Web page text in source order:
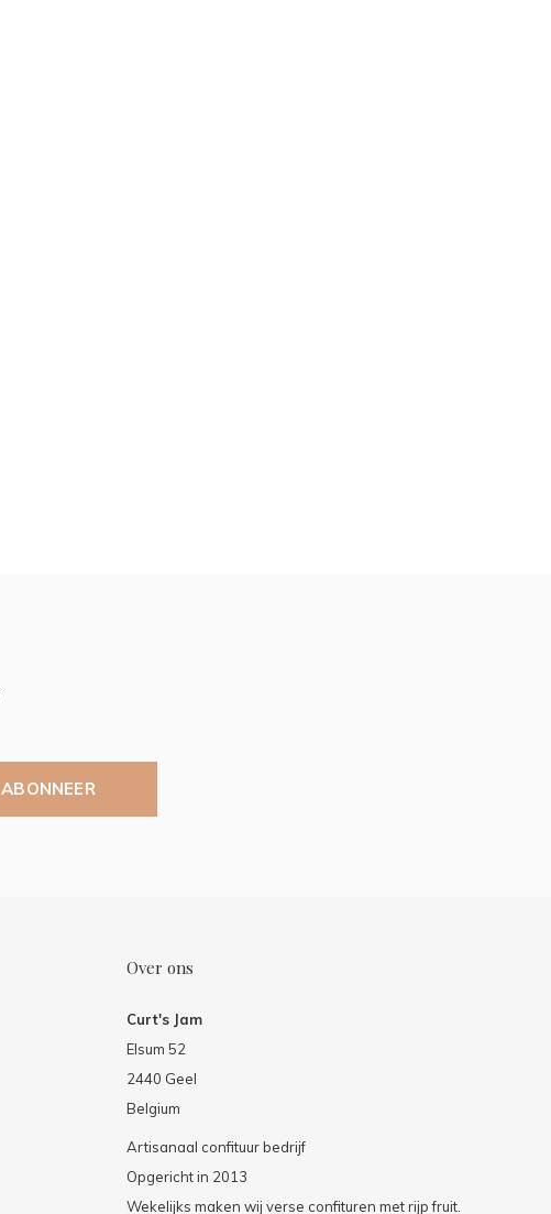
ABONNEER
Over ons
Curt's Jam
Elsum 52
2440 Geel
Belgium
Artisanaal confituur bedrijf
Opgericht in 2013
Wekelijks maken wij verse confituren met rijp fruit.